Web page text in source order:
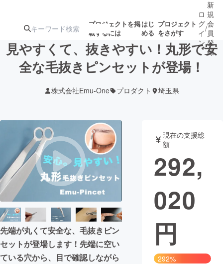
プロジェクトを掲
載するには
はじ
める
プロジェクト
をさがす
注目のリ
ターン
注目の新着プロ
ジェクト
募集終了が近いプ
ロジェクト
されます
アート・写真 音楽
テクノロジー・ガジェット ゲーム・サ
映像・映画
ビジネス・起業
まちづくり・地域活性化
ロ
グ
イ
ン
/
新
規
会
員
登
録
見やすくて、抜きやすい！丸形で安
全な毛抜きピンセットが登場！
株式会社Emu-One プロダクト 埼玉県
先端が丸くて安全な、毛抜きピン
セットが登場します！先端に空い
ている穴から、目で確認しながら
現在の支援総
額
292,
020
円
292%